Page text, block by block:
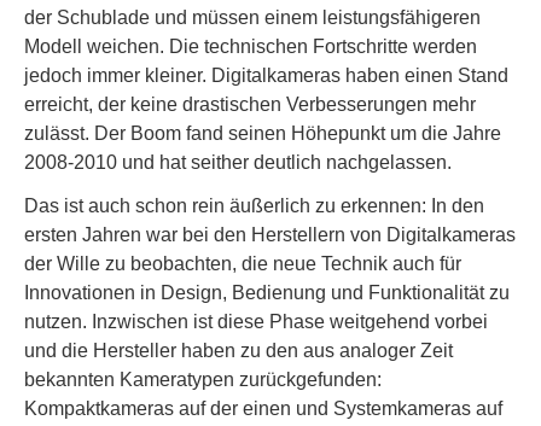
der Schublade und müssen einem leistungsfähigeren
Modell weichen. Die technischen Fortschritte werden
jedoch immer kleiner. Digitalkameras haben einen Stand
erreicht, der keine drastischen Verbesserungen mehr
zulässt. Der Boom fand seinen Höhepunkt um die Jahre
2008-2010 und hat seither deutlich nachgelassen.
Das ist auch schon rein äußerlich zu erkennen: In den
ersten Jahren war bei den Herstellern von Digitalkameras
der Wille zu beobachten, die neue Technik auch für
Innovationen in Design, Bedienung und Funktionalität zu
nutzen. Inzwischen ist diese Phase weitgehend vorbei
und die Hersteller haben zu den aus analoger Zeit
bekannten Kameratypen zurückgefunden:
Kompaktkameras auf der einen und Systemkameras auf